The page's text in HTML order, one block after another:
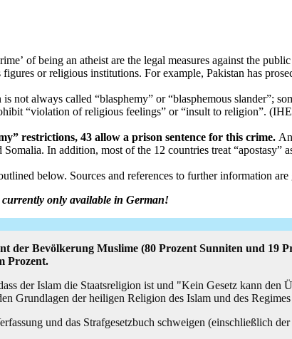
of being an atheist are the legal measures against the
or religious institutions. For example, Pakistan has
not always called “blasphemy” or “blasphemous slander”;
“violation of religious feelings” or “insult to religion”.
restrictions, 43 allow a prison sentence for this crime.
In addition, most of the 12 countries treat “apostasy”
below. Sources and references to further information
currently only available in German!
der Bevölkerung Muslime (80 Prozent Sunniten und 19
Prozent.
der Islam die Staatsreligion ist und "Kein Gesetz kann
Grundlagen der heiligen Religion des Islam und des
und das Strafgesetzbuch schweigen (einschließlich